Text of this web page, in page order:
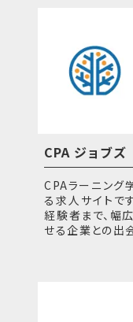
CPA ジョブズ
CPAラーニング
る求人サイトで
経験者まで、幅
せる企業との出